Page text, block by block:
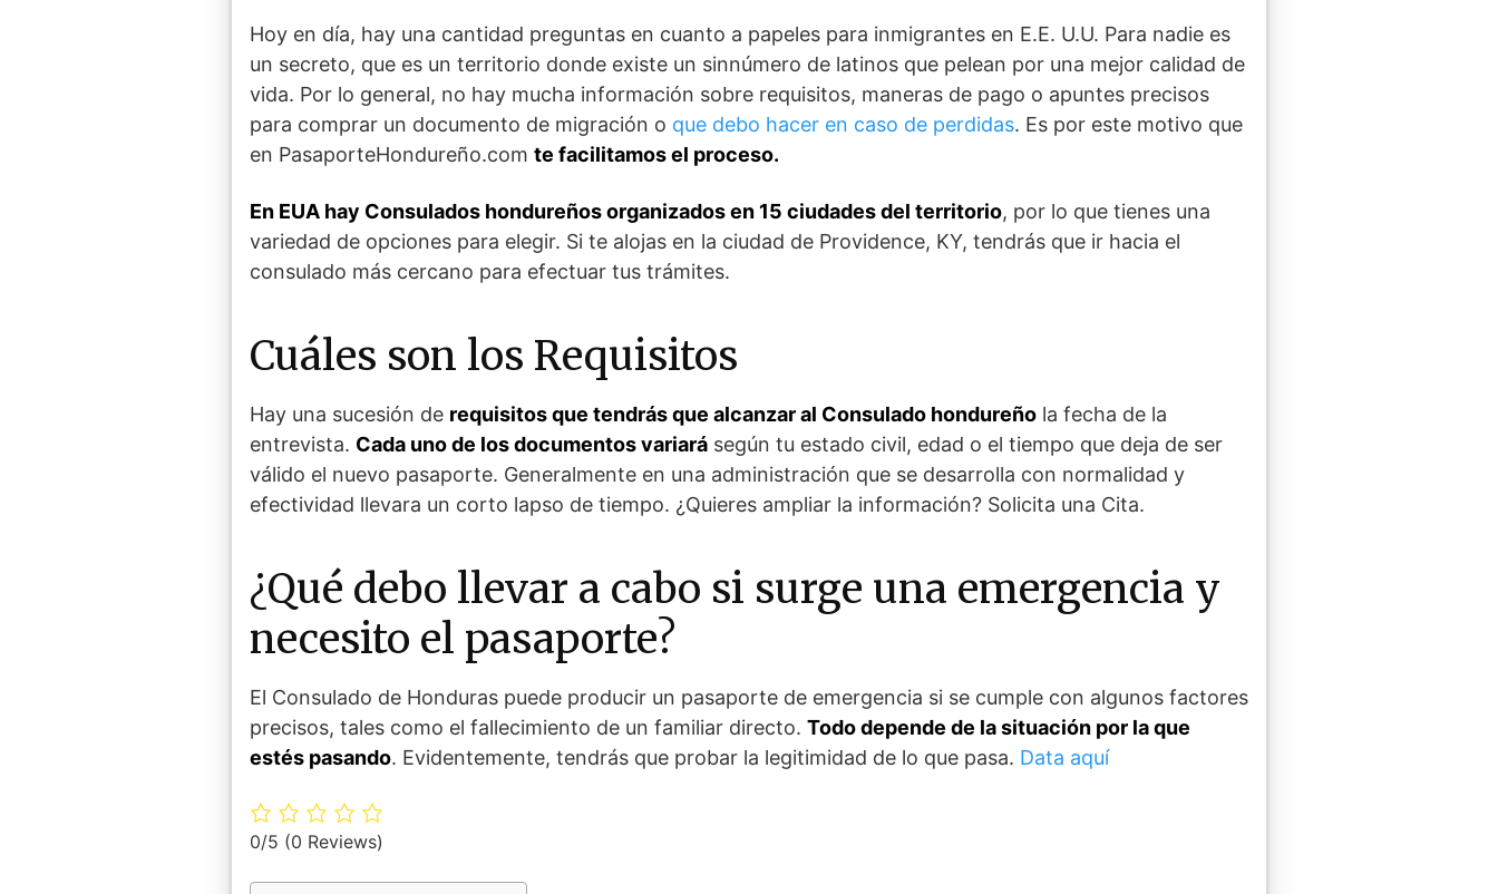
Hoy en día, hay una cantidad preguntas en cuanto a papeles para inmigrantes en E.E. U.U. Para nadie es
un secreto, que es un territorio donde existe un sinnúmero de latinos que pelean por una mejor calidad de
vida. Por lo general, no hay mucha información sobre requisitos, maneras de pago o apuntes precisos
para comprar un documento de migración o que debo hacer en caso de perdidas. Es por este motivo que
en PasaporteHondureño.com te facilitamos el proceso.
En EUA hay Consulados hondureños organizados en 15 ciudades del territorio, por lo que tienes una
variedad de opciones para elegir. Si te alojas en la ciudad de Providence, KY, tendrás que ir hacia el
consulado más cercano para efectuar tus trámites.
Cuáles son los Requisitos
Hay una sucesión de requisitos que tendrás que alcanzar al Consulado hondureño la fecha de la
entrevista. Cada uno de los documentos variará según tu estado civil, edad o el tiempo que deja de ser
válido el nuevo pasaporte. Generalmente en una administración que se desarrolla con normalidad y
efectividad llevara un corto lapso de tiempo. ¿Quieres ampliar la información? Solicita una Cita.
¿Qué debo llevar a cabo si surge una emergencia y
necesito el pasaporte?
El Consulado de Honduras puede producir un pasaporte de emergencia si se cumple con algunos factores
precisos, tales como el fallecimiento de un familiar directo. Todo depende de la situación por la que
estés pasando. Evidentemente, tendrás que probar la legitimidad de lo que pasa. Data aquí
0/5 (0 Reviews)